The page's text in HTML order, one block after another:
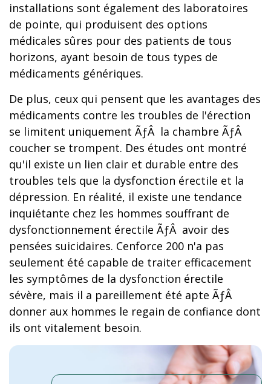
installations sont également des laboratoires
de pointe, qui produisent des options
médicales sûres pour des patients de tous
horizons, ayant besoin de tous types de
médicaments génériques.
De plus, ceux qui pensent que les avantages des
médicaments contre les troubles de l'érection
se limitent uniquement ÃƒÂ la chambre ÃƒÂ
coucher se trompent. Des études ont montré
qu'il existe un lien clair et durable entre des
troubles tels que la dysfonction érectile et la
dépression. En réalité, il existe une tendance
inquiétante chez les hommes souffrant de
dysfonctionnement érectile ÃƒÂ avoir des
pensées suicidaires. Cenforce 200 n'a pas
seulement été capable de traiter efficacement
les symptômes de la dysfonction érectile
sévère, mais il a pareillement été apte ÃƒÂ
donner aux hommes le regain de confiance dont
ils ont vitalement besoin.